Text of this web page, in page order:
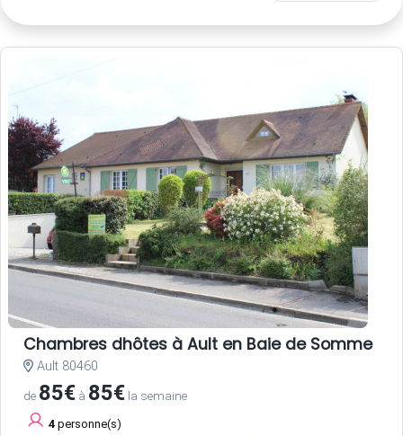
Chambres dhôtes à Ault en Baie de Somme
Ault 80460
de 85€ à 85€ la semaine
4 personne(s)